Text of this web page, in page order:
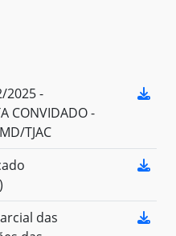
2025 -
CONVIDADO -
TJAC
das